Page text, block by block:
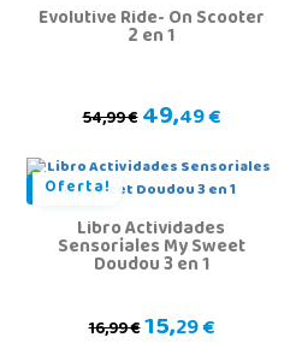
Evolutive Ride- On Scooter
2 en 1
54,99 €49,49 €
Oferta!
Libro Actividades
Sensoriales My Sweet
Doudou 3 en 1
16,99 €15,29 €